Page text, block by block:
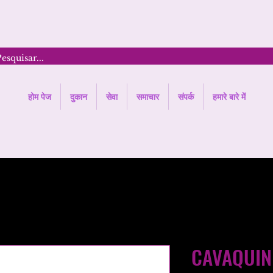
होम पेज दुकान सेवा समाचार संपर्क हमारे बारे में